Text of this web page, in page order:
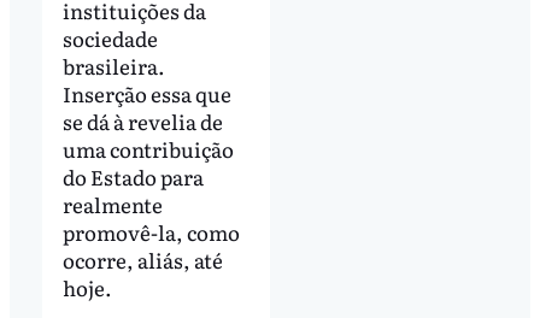
instituições da
sociedade
brasileira.
Inserção essa que
se dá à revelia de
uma contribuição
do Estado para
realmente
promovê-la, como
ocorre, aliás, até
hoje.